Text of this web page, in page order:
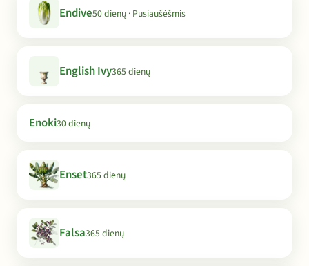
Endive50 dienų · Pusiaušėšmis
English Ivy365 dienų
Enoki30 dienų
Enset365 dienų
Falsa365 dienų